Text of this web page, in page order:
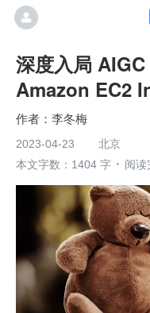
深度入局
Amazon EC2
李冬梅
2023-04-23
北京
本文字数：1404 字
阅读